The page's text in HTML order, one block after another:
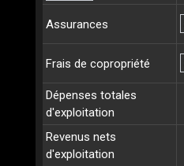
Assurances
Frais de copropriété
Dépenses totales
d'exploitation
Revenus nets
d'exploitation